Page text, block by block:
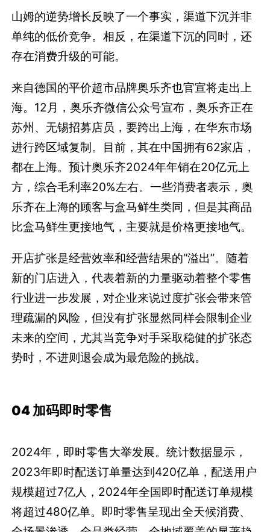
山姆的逆势增长反映了一个事实，渠道下沉并非
单纯的低价竞争。相反，在渠道下沉的同时，还
存在消费升级的可能。
来自德国的平价超市品牌奥乐齐也官宣将走出上
海。 12月，奥乐齐微信公众号宣布，奥乐齐正在
苏州、无锡招募店员，要跨出上海，在华东市场
进行跨区域复制。目前，其在中国拥有62家店，
都在上海。预计奥乐齐2024年年销在20亿元上
方，综合毛利率20%左右。一些消费者表示，奥
乐齐在上海的顾客与盒马鲜生类同，但是其商品
比盒马鲜生更接地气，主要就是价格更接地气。
开店扩张是经营效率和经营结果的“溢出”。随着
新的门店进入，代表着新的力量驱动着整个零售
行业进一步发展，对企业来说过度扩张会带来管
理疏漏的风险，但没有扩张显然同样会限制企业
未来的空间，尤其当竞争对手采取稳健的扩张态
势时，不进则退会成为最危险的挑战。
04 加码即时零售
2024年，即时零售大举发展。统计数据显示，
2023年即时配送订单量达到420亿单，配送用户
规模超过7亿人，2024年全国即时配送订单规模
将超过480亿单。即时零售呈现出全天候消费、